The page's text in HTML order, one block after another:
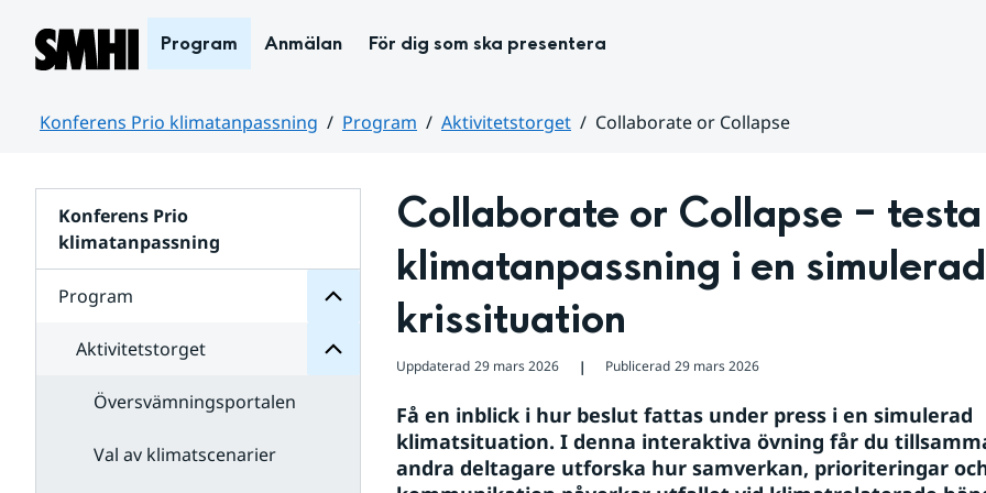
Hoppa till sidans innehåll
Program Anmälan För dig som ska presentera
Konferens Prio klimatanpassning Program Aktivitetstorget
Collaborate or Collapse
Konferens Prio
klimatanpassning
Program
Program
Aktivitetstorget
Undersidor
för
Aktivitetstorget
Översvämningsportalen
Val av klimatscenarier
Collaborate or Collapse – testa
klimatanpassning i en simulerad
krissituation
Uppdaterad 29 mars 2026 ❘ Publicerad 29 mars 2026
Få en inblick i hur beslut fattas under press i en simulerad
klimatsituation. I denna interaktiva övning får du
andra deltagare utforska hur samverkan, prioriteringar